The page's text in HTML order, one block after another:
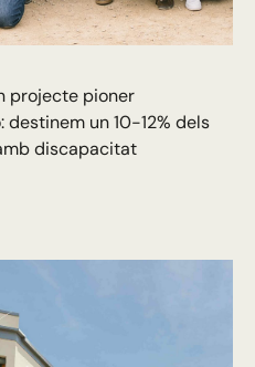
projecte pioner
un 10-12% dels
discapacitat